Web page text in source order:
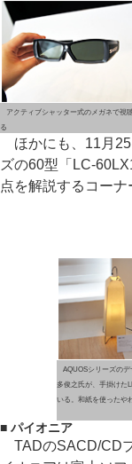
アクティブシャッター式のメガネで視
る
ほかにも、11月25
ズの60型「LC-
点を解説するコーナ
AQUOSシリーズの
多俊之氏が、手掛けた
いる。和紙を使ったや
■ パイオニア
TADのSACD/CD